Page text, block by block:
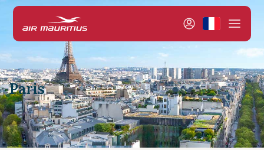
Paris